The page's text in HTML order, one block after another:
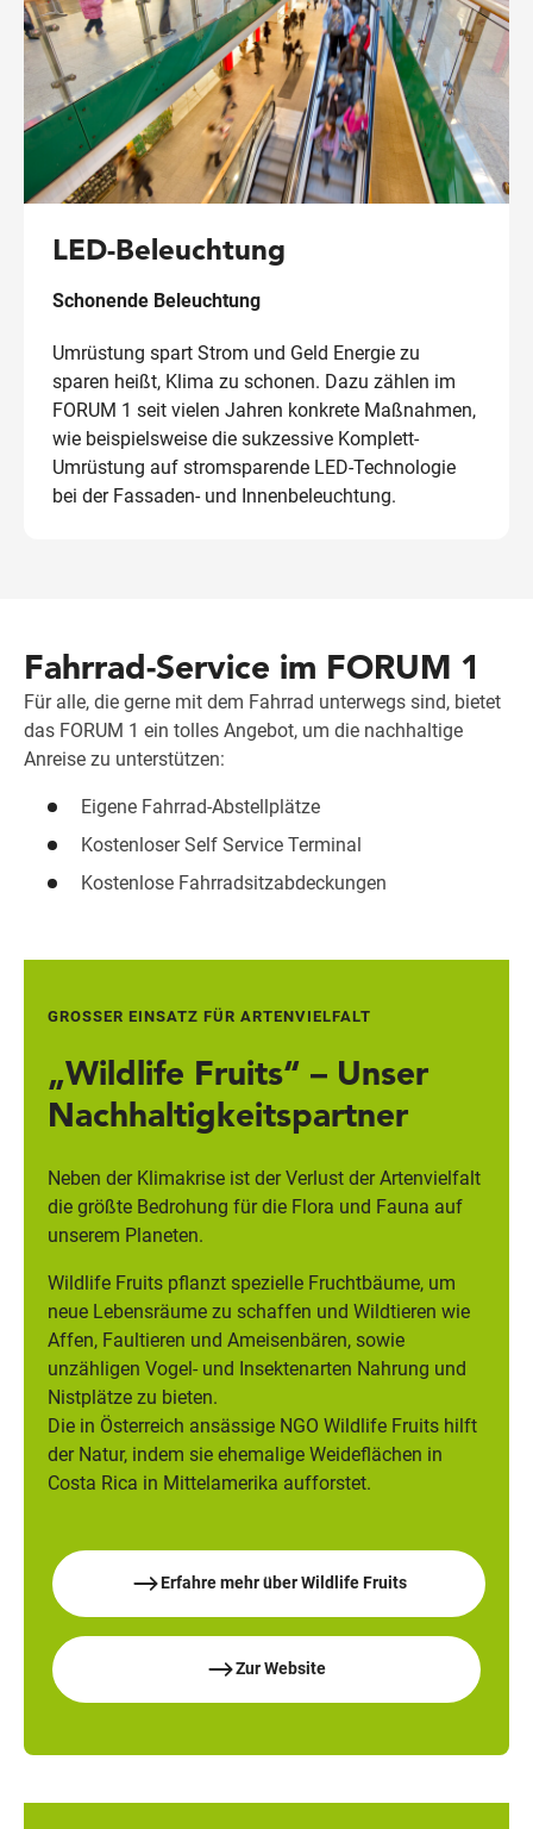
LED-Beleuchtung
Schonende Beleuchtung
Umrüstung spart Strom und Geld Energie zu
sparen heißt, Klima zu schonen. Dazu zählen im
FORUM 1 seit vielen Jahren konkrete Maßnahmen,
wie beispielsweise die sukzessive Komplett-
Umrüstung auf stromsparende LED-Technologie
bei der Fassaden- und Innenbeleuchtung.
Fahrrad-Service im FORUM 1
Für alle, die gerne mit dem Fahrrad unterwegs sind, bietet
das FORUM 1 ein tolles Angebot, um die nachhaltige
Anreise zu unterstützen:
Eigene Fahrrad-Abstellplätze
Kostenloser Self Service Terminal
Kostenlose Fahrradsitzabdeckungen
GROSSER EINSATZ FÜR ARTENVIELFALT
„Wildlife Fruits“ – Unser
Nachhaltigkeitspartner
Neben der Klimakrise ist der Verlust der Artenvielfalt
die größte Bedrohung für die Flora und Fauna auf
unserem Planeten.
Wildlife Fruits pflanzt spezielle Fruchtbäume, um
neue Lebensräume zu schaffen und Wildtieren wie
Affen, Faultieren und Ameisenbären, sowie
unzähligen Vogel- und Insektenarten Nahrung und
Nistplätze zu bieten.
Die in Österreich ansässige NGO Wildlife Fruits hilft
der Natur, indem sie ehemalige Weideflächen in
Costa Rica in Mittelamerika aufforstet.
Erfahre mehr über Wildlife Fruits
Zur Website